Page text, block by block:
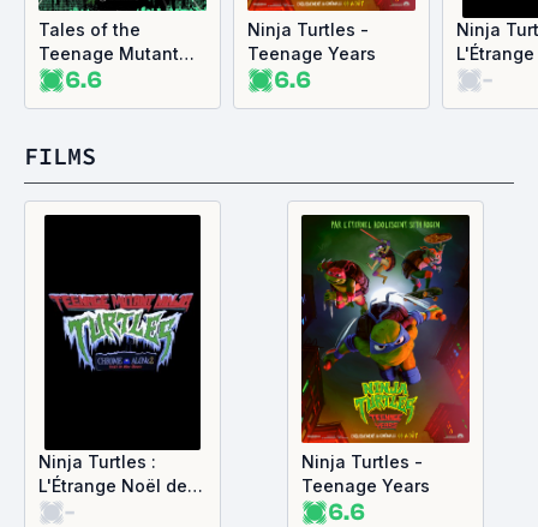
Tales of the
Teenage Mutant
Ninja Turtles :
6.6
Ninja Turtles -
Teenage Years
6.6
Ninja
Tortues
-
FILMS
Ninja Turtles :
L'Étrange Noël des
Tortues Ninja
-
Ninja Turtles -
Teenage Years
6.6